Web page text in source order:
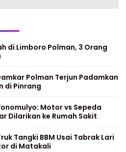
di Limboro Polman, 3 Orang
Polman Terjun Padamkan
di Pinrang
Motor vs Sepeda
Dilarikan ke Rumah Sakit
Tangki BBM Usai Tabrak Lari
di Matakali